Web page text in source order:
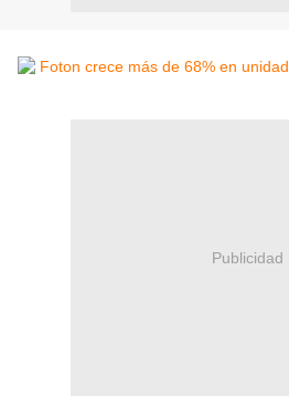
Publicidad